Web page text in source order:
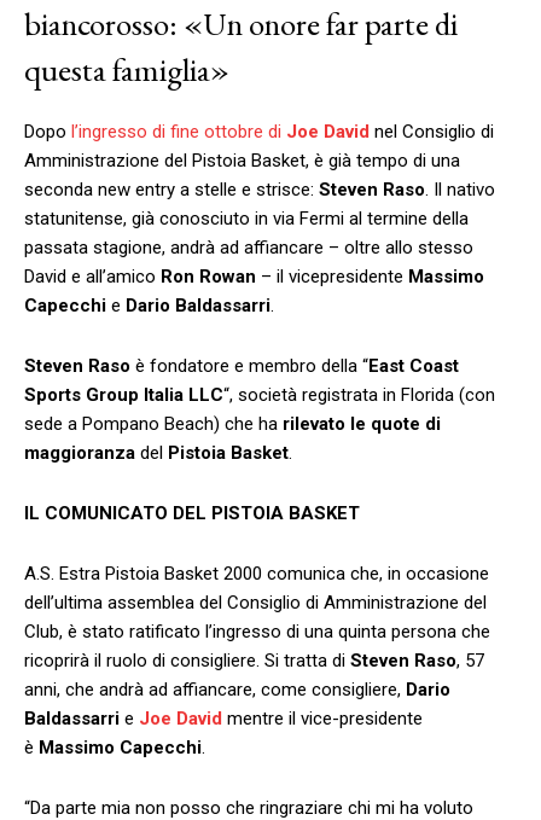
biancorosso: «Un onore far parte di
questa famiglia»
Dopo l’ingresso di fine ottobre di Joe David nel Consiglio di
Amministrazione del Pistoia Basket, è già tempo di una
seconda new entry a stelle e strisce: Steven Raso. Il nativo
statunitense, già conosciuto in via Fermi al termine della
passata stagione, andrà ad affiancare – oltre allo stesso
David e all’amico Ron Rowan – il vicepresidente Massimo
Capecchi e Dario Baldassarri.
Steven Raso è fondatore e membro della “East Coast
Sports Group Italia LLC“, società registrata in Florida (con
sede a Pompano Beach) che ha rilevato le quote di
maggioranza del Pistoia Basket.
IL COMUNICATO DEL PISTOIA BASKET
A.S. Estra Pistoia Basket 2000 comunica che, in occasione
dell’ultima assemblea del Consiglio di Amministrazione del
Club, è stato ratificato l’ingresso di una quinta persona che
ricoprirà il ruolo di consigliere. Si tratta di Steven Raso, 57
anni, che andrà ad affiancare, come consigliere, Dario
Baldassarri e Joe David mentre il vice-presidente
è Massimo Capecchi.
“Da parte mia non posso che ringraziare chi mi ha voluto